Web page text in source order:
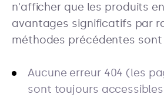
n'afficher que les produits
avantages significatifs par
méthodes précédentes sont
Aucune erreur 404 (les
sont toujours